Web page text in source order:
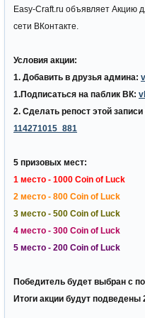
Easy-Craft.ru объявляет Акцию
сети ВКонтакте.
Условия акции:
1. Добавить в друзья админа:
1.Подписаться на паблик ВК:
2. Сделать репост этой записи
114271015_881
5 призовых мест:
1 место - 1000 Coin of Luck
2 место - 800 Coin of Luck
3 место - 500 Coin of Luck
4 место - 300 Coin of Luck
5 место - 200 Coin of Luck
Победитель будет выбран с
Итоги акции будут подведены